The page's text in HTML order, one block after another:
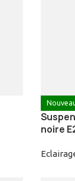
noire